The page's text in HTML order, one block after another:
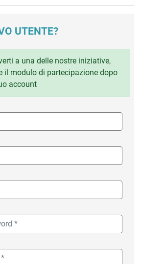
UTENTE?
a una delle nostre iniziative,
il modulo di partecipazione dopo
account